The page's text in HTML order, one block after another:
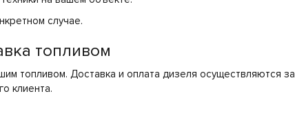
случае.
топливом
топливом. Доставка и оплата дизеля осуществляются за
клиента.